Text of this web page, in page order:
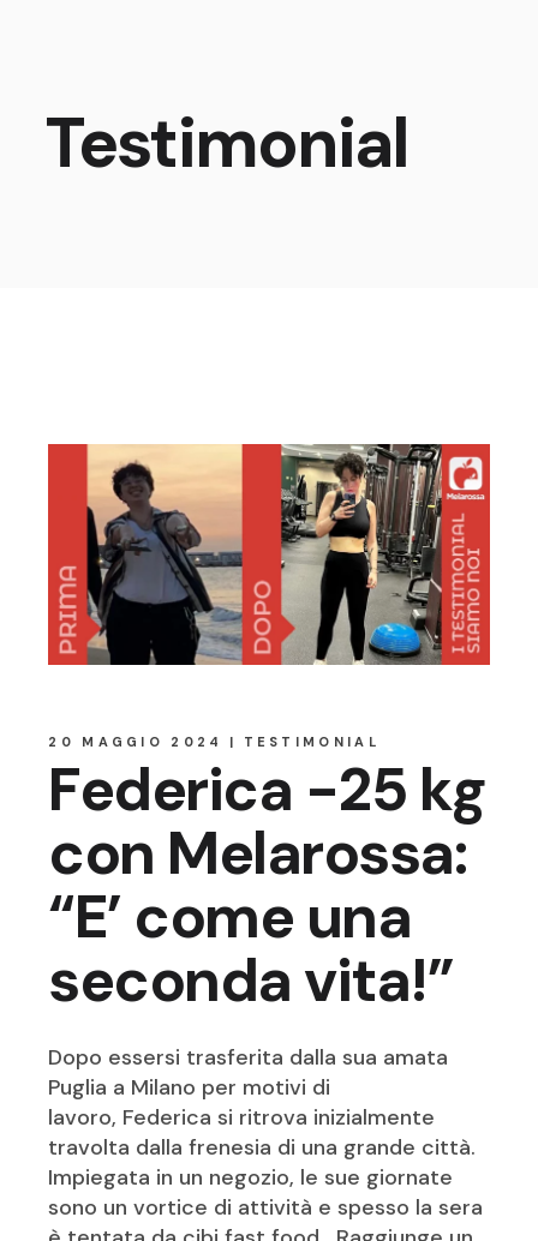
Testimonial
20 MAGGIO 2024 TESTIMONIAL
Federica -25 kg
con Melarossa:
“E’ come una
seconda vita!”
Dopo essersi trasferita dalla sua amata
Puglia a Milano per motivi di
lavoro, Federica si ritrova inizialmente
travolta dalla frenesia di una grande città.
Impiegata in un negozio, le sue giornate
sono un vortice di attività e spesso la sera